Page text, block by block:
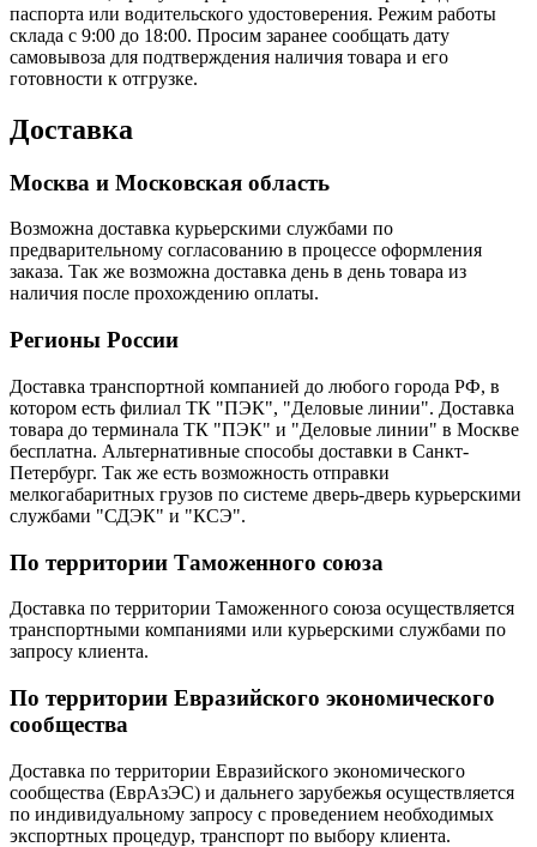
паспорта или водительского удостоверения. Режим работы
склада с 9:00 до 18:00. Просим заранее сообщать дату
самовывоза для подтверждения наличия товара и его
готовности к отгрузке.
Доставка
Москва и Московская область
Возможна доставка курьерскими службами по
предварительному согласованию в процессе оформления
заказа. Так же возможна доставка день в день товара из
наличия после прохождению оплаты.
Регионы России
Доставка транспортной компанией до любого города РФ, в
котором есть филиал ТК "ПЭК", "Деловые линии". Доставка
товара до терминала ТК "ПЭК" и "Деловые линии" в Москве
бесплатна. Альтернативные способы доставки в Санкт-
Петербург. Так же есть возможность отправки
мелкогабаритных грузов по системе дверь-дверь курьерскими
службами "СДЭК" и "КСЭ".
По территории Таможенного союза
Доставка по территории Таможенного союза осуществляется
транспортными компаниями или курьерскими службами по
запросу клиента.
По территории Евразийского экономического
сообщества
Доставка по территории Евразийского экономического
сообщества (ЕврАзЭС) и дальнего зарубежья осуществляется
по индивидуальному запросу с проведением необходимых
экспортных процедур, транспорт по выбору клиента.